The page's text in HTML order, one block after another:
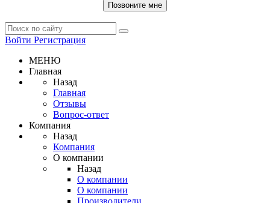
Позвоните мне
Войти Регистрация
МЕНЮ
Главная
Назад
Главная
Отзывы
Вопрос-ответ
Компания
Назад
Компания
О компании
Назад
О компании
О компании
Производители